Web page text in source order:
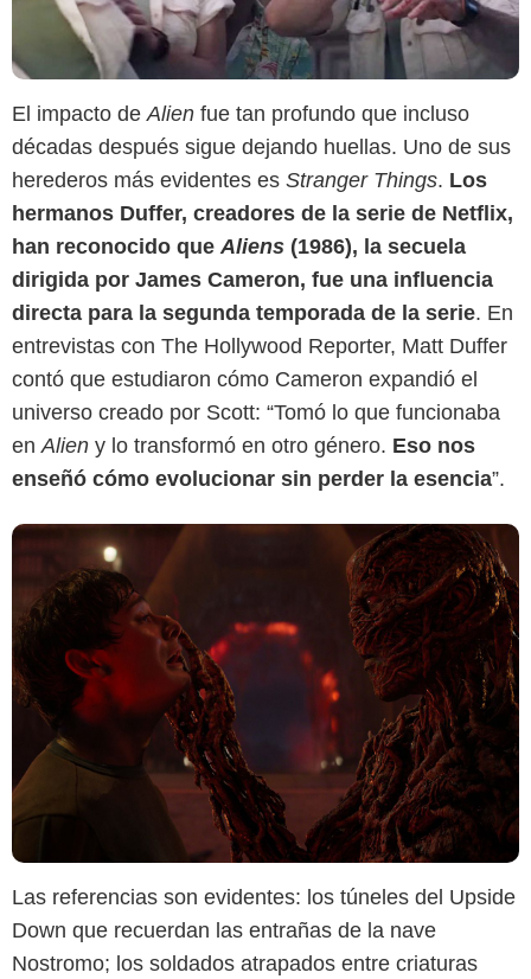
El impacto deAlien fue tan profundo que incluso
décadas después sigue dejando huellas. Uno de sus
herederos más evidentes es Stranger Things. Los
hermanos Duffer, creadores de la serie de Netflix,
han reconocido queAliens (1986), la secuela
dirigida por James Cameron, fue una influencia
directa para la segunda temporada de la serie. En
entrevistas con The Hollywood Reporter, Matt Duffer
contó que estudiaron cómo Cameron expandió el
universo creado por Scott: “Tomó lo que funcionaba
enAlien y lo transformó en otro género. Eso nos
enseñó cómo evolucionar sin perder la esencia”.
Las referencias son evidentes: los túneles del Upside
Down que recuerdan las entrañas de la nave
Nostromo; los soldados atrapados entre criaturas